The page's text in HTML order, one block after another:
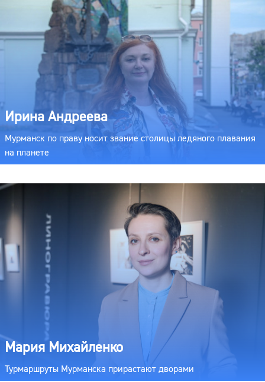
Ирина Андреева
Мурманск по праву носит звание столицы ледяного плавания
на планете
Мария Михайленко
Турмаршруты Мурманска прирастают дворами